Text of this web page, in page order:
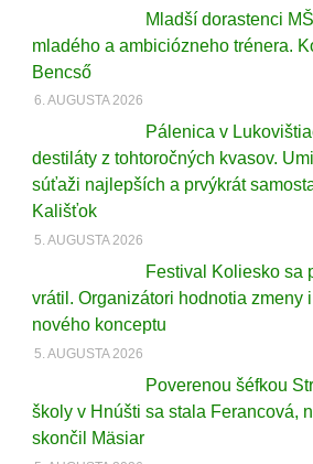
Mladší dorastenci
mladého a ambiciózneho trénera.
Bencső
6. AUGUSTA 2026
Pálenica v
destiláty z tohtoročných kvasov.
súťaži najlepších a prvýkrát
Kališťok
5. AUGUSTA 2026
Festival Koliesko sa
vrátil. Organizátori hodnotia zmeny
nového konceptu
5. AUGUSTA 2026
Poverenou šéfkou
školy v Hnúšti sa stala Ferancová,
skončil Mäsiar